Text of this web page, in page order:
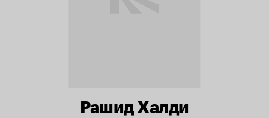
Рашид Халди